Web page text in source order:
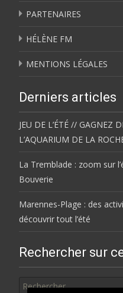
PARTENAIRES
HÉLÈNE FM
MENTIONS LÉGALES
Derniers articles
JEU DE L’ÉTÉ // GAGNEZ
L’AQUARIUM DE LA
La Tremblade : zoom sur
Bouverie
Marennes-Plage : des
découvrir tout l’été
Rechercher sur